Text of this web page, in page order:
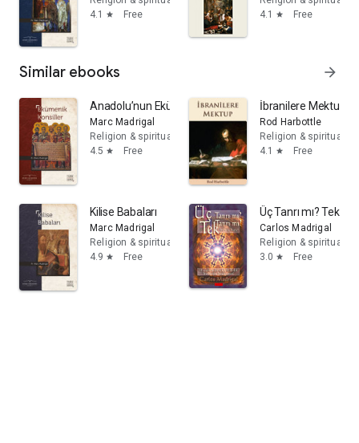
4.1
star Free
4.1
star Free
Similar ebooks arrow_forward
Anadolu’nun Ekümenik Konsilleri
Marc Madrigal
Religion & spirituality
4.5 star Free
İbranilere Mektup
Rod Harbottle
Religion & spirituality
4.1
star Free
Kilise Babaları
Marc Madrigal
Religion & spirituality
4.9 star Free
Üç Tanrı mı? Tek
Carlos Madrigal
Religion & spirituality
3.0 star Free